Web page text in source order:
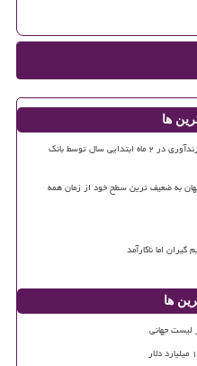
ها
پرداخت بالاتر از ۲۲۰۰ فقره تسهیلات ازدواج و فرزندآوری در ۲ ماه ابتدایی سال توسط بانک
به ضعیف ترین سطح خود از زمان همه
اما ناکارآمد
ها
لیست جهانی